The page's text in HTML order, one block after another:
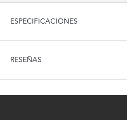
ESPECIFICACIONES
RESEÑAS